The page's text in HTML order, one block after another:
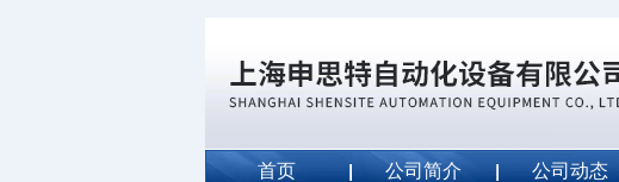
首页 公司简介 公司动态